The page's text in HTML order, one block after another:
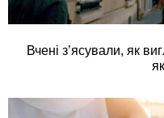
Вчені з’ясували, як